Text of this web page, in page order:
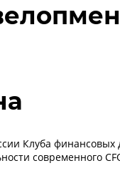
Клуба финансовых
современного